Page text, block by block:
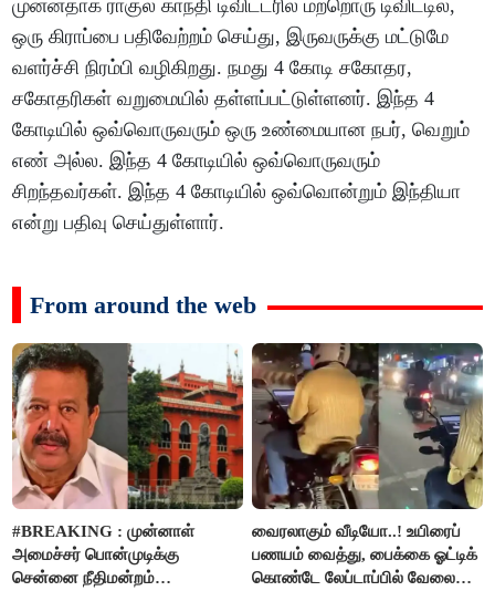
முன்னதாக ராகுல் காந்தி டிவிட்டரில் மற்றொரு டிவிட்டில்,
ஒரு கிராப்பை பதிவேற்றம் செய்து, இருவருக்கு மட்டுமே
வளர்ச்சி நிரம்பி வழிகிறது. நமது 4 கோடி சகோதர,
சகோதரிகள் வறுமையில் தள்ளப்பட்டுள்ளனர். இந்த 4
கோடியில் ஒவ்வொருவரும் ஒரு உண்மையான நபர், வெறும்
எண் அல்ல. இந்த 4 கோடியில் ஒவ்வொருவரும்
சிறந்தவர்கள். இந்த 4 கோடியில் ஒவ்வொன்றும் இந்தியா
என்று பதிவு செய்துள்ளார்.
From around the web
#BREAKING : முன்னாள்
அமைச்சர் பொன்முடிக்கு
சென்னை நீதிமன்றம்
வைரலாகும் வீடியோ..! உயிரைப்
பணயம் வைத்து, பைக்கை ஓட்டிக்
கொண்டே லேப்டாப்பில் வேலை